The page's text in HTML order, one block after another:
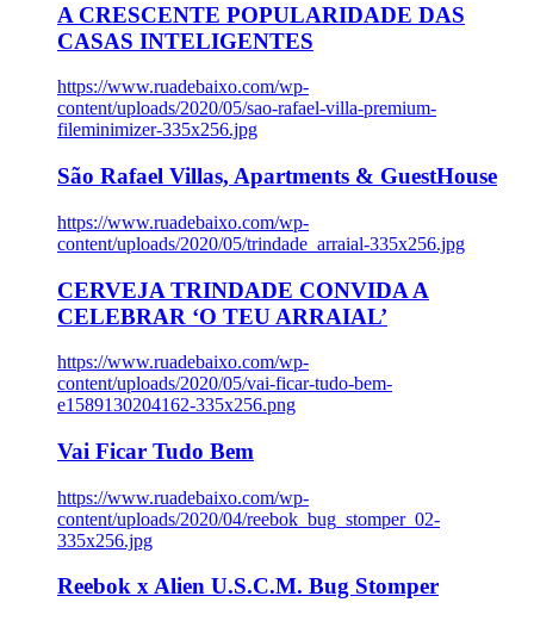
A CRESCENTE POPULARIDADE DAS
CASAS INTELIGENTES
https://www.ruadebaixo.com/wp-
content/uploads/2020/05/sao-rafael-villa-premium-
fileminimizer-335x256.jpg
São Rafael Villas, Apartments & GuestHouse
https://www.ruadebaixo.com/wp-
content/uploads/2020/05/trindade_arraial-335x256.jpg
CERVEJA TRINDADE CONVIDA A
CELEBRAR ‘O TEU ARRAIAL’
https://www.ruadebaixo.com/wp-
content/uploads/2020/05/vai-ficar-tudo-bem-
e1589130204162-335x256.png
Vai Ficar Tudo Bem
https://www.ruadebaixo.com/wp-
content/uploads/2020/04/reebok_bug_stomper_02-
335x256.jpg
Reebok x Alien U.S.C.M. Bug Stomper